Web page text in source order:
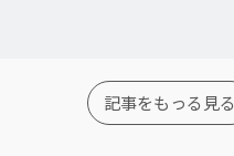
記事をもっる見る